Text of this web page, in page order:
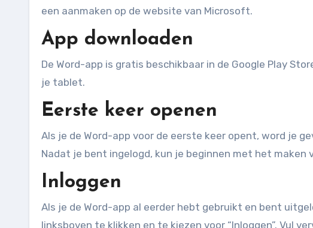
een aanmaken op de website van Microsoft.
App downloaden
De Word-app is gratis beschikbaar in de Google Play
je tablet.
Eerste keer openen
Als je de Word-app voor de eerste keer opent, word je
Nadat je bent ingelogd, kun je beginnen met het maken
Inloggen
Als je de Word-app al eerder hebt gebruikt en bent
linksboven te klikken en te kiezen voor “Inloggen”. Vul